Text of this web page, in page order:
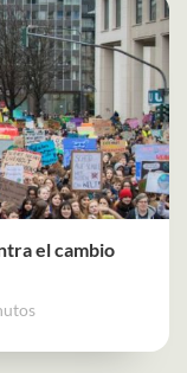
el cambio